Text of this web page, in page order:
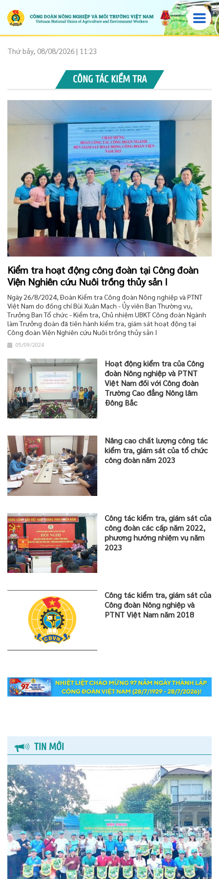
Thứ bảy, 08/08/2026 | 11:23
CÔNG TÁC KIỂM TRA
Kiểm tra hoạt động công đoàn tại Công đoàn
Viện Nghiên cứu Nuôi trồng thủy sản I
Ngày 26/8/2024, Đoàn Kiểm tra Công đoàn Nông nghiệp và PTNT
Việt Nam do đồng chí Bùi Xuân Mạch - Ủy viên Ban Thường vụ,
Trưởng Ban Tổ chức - Kiểm tra, Chủ nhiệm UBKT Công đoàn Ngành
làm Trưởng đoàn đã tiến hành kiểm tra, giám sát hoạt động tại
Công đoàn Viện Nghiên cứu Nuôi trồng thủy sản I
05/09/2024
Hoạt động kiểm tra của Công
đoàn Nông nghiệp và PTNT
Việt Nam đối với Công đoàn
Trường Cao đẳng Nông lâm
Đông Bắc
Nâng cao chất lượng công tác
kiểm tra, giám sát của tổ chức
công đoàn năm 2023
Công tác kiểm tra, giám sát của
công đoàn các cấp năm 2022,
phương hướng nhiệm vụ năm
2023
Công tác kiểm tra, giám sát của
Công đoàn Nông nghiệp và
PTNT Việt Nam năm 2018
TIN MỚI